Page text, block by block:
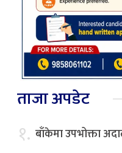
ताजा अपडेट
१. बाँकेमा उपभोक्ता